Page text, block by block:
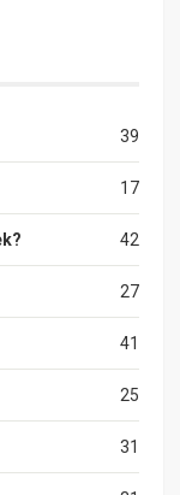
39
17
42
27
41
25
31